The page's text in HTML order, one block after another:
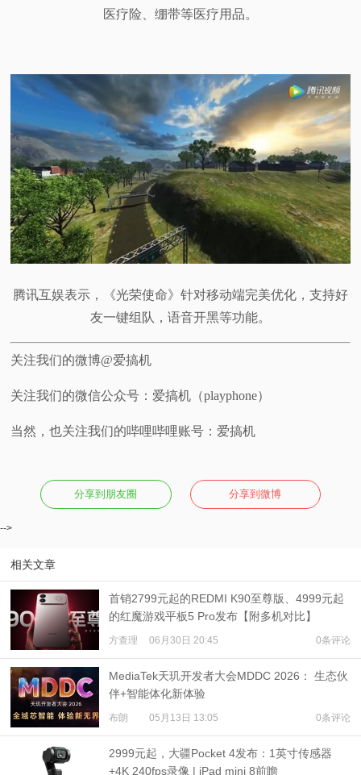
医疗险、绷带等医疗用品。
腾讯互娱表示，《光荣使命》针对移动端完美优化，支持好
友一键组队，语音开黑等功能。
关注我们的微博@爱搞机
关注我们的微信公众号：爱搞机（playphone）
当然，也关注我们的哔哩哔哩账号：爱搞机
分享到朋友圈 分享到微博
-->
相关文章
首销2799元起的REDMI K90至尊版、4999元起
的红魔游戏平板5 Pro发布【附多机对比】
方查理 06月30日 20:45 0条评论
MediaTek天玑开发者大会MDDC 2026： 生态伙
伴+智能体化新体验
布朗 05月13日 13:05 0条评论
2999元起，大疆Pocket 4发布：1英寸传感器
+4K 240fps录像 | iPad mini 8前瞻